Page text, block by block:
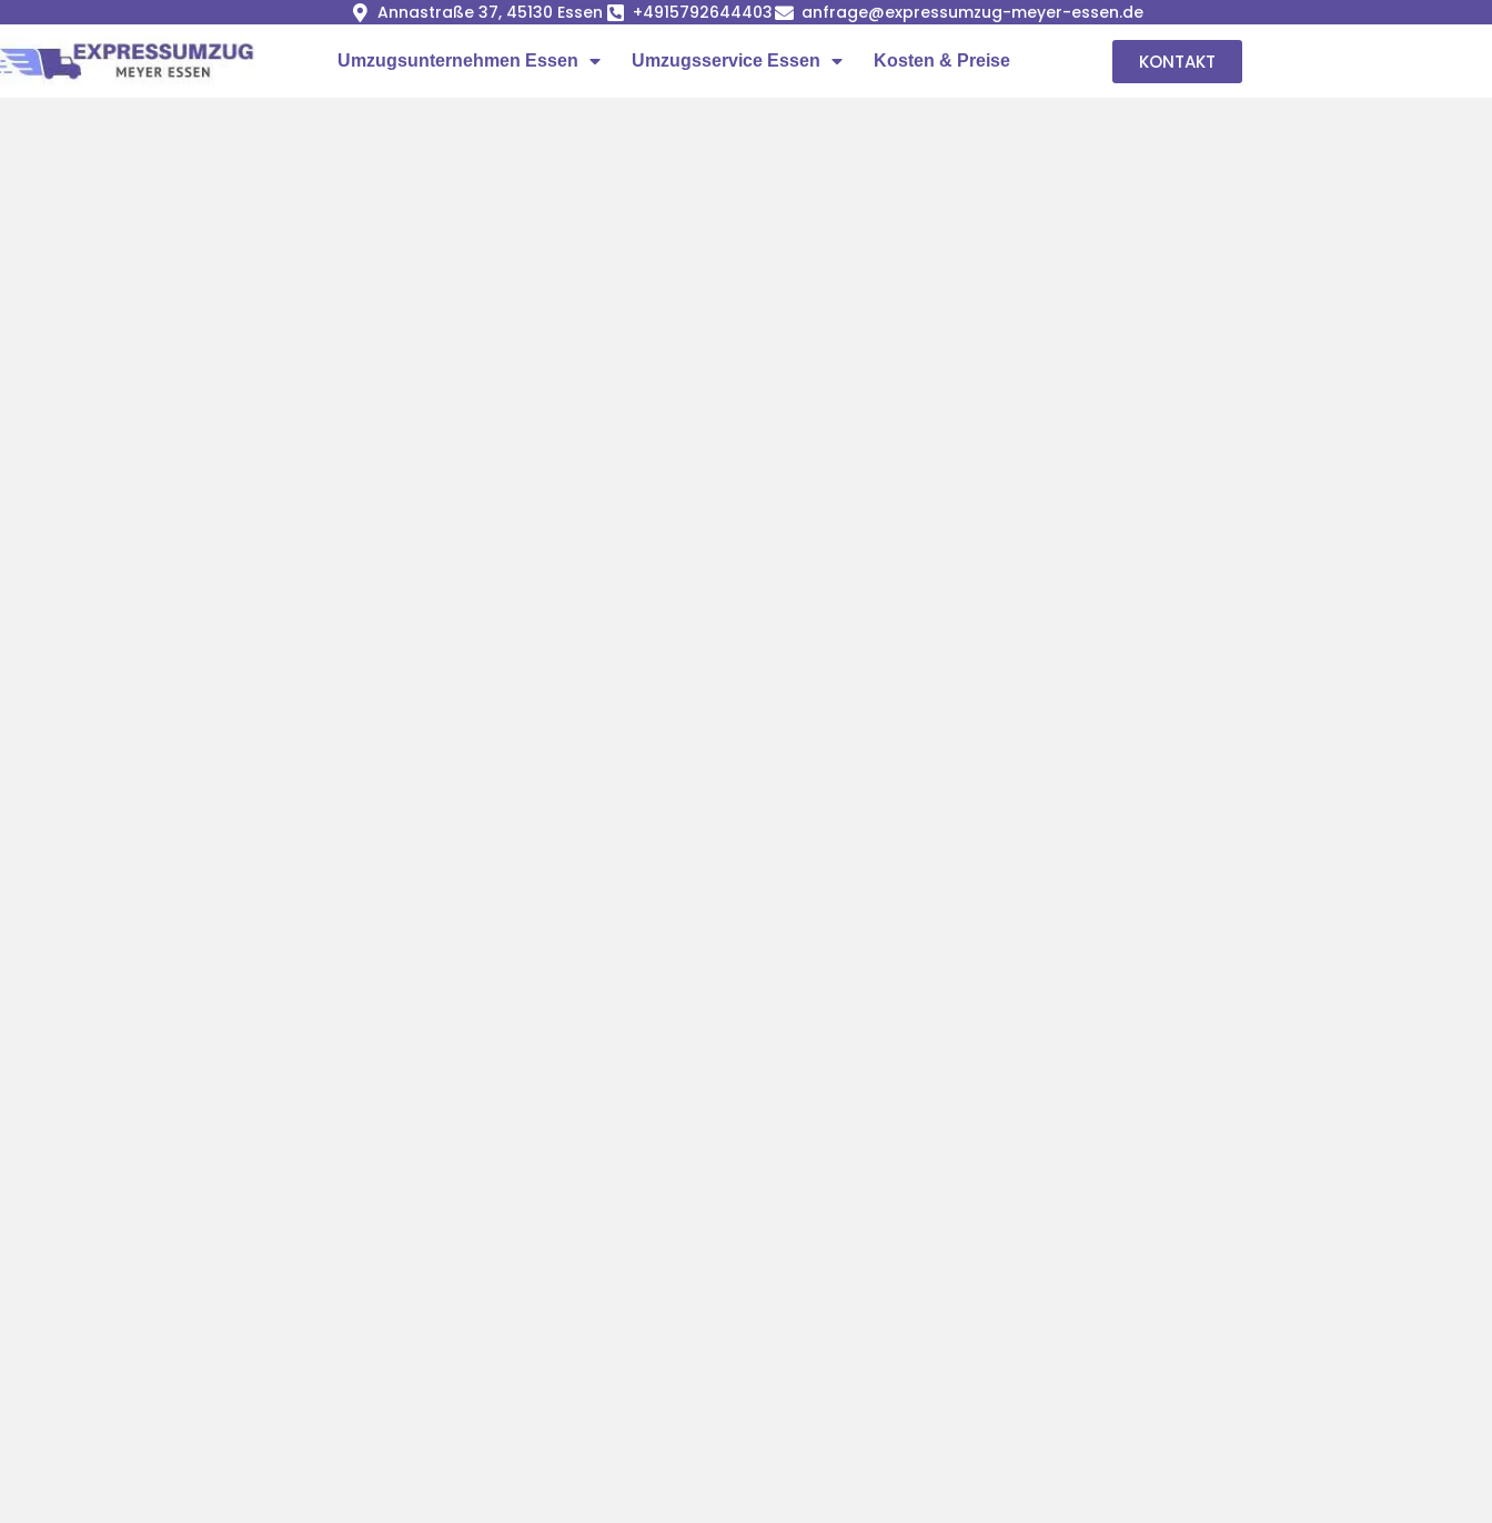
Annastraße 37, 45130 Essen +4915792644403 anfrage@expressumzug-meyer-essen.de
Umzugsunternehmen Essen Umzugsservice Essen Kosten & Preise KONTAKT